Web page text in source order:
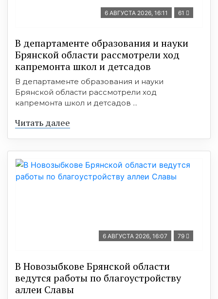
6 АВГУСТА 2026, 16:11 61
В департаменте образования и науки
Брянской области рассмотрели ход
капремонта школ и детсадов
В департаменте образования и науки
Брянской области рассмотрели ход
капремонта школ и детсадов ...
Читать далее
6 АВГУСТА 2026, 16:07 79
В Новозыбкове Брянской области
ведутся работы по благоустройству
аллеи Славы